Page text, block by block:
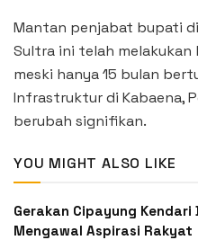
Mantan penjabat bupati
Sultra ini telah melakukan
meski hanya 15 bulan
Infrastruktur di Kabaena,
berubah signifikan.
YOU MIGHT ALSO LIKE
Gerakan Cipayung Kendari
Mengawal Aspirasi Rakyat